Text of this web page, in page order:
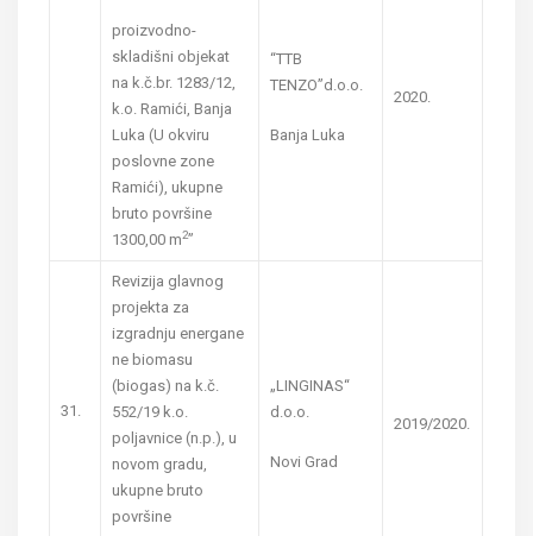
proizvodno-
skladišni objekat
na k.č.br. 1283/12,
k.o. Ramići, Banja
Luka (U okviru
poslovne zone
Ramići), ukupne
bruto površine
1300,00 m2”
“TTB
TENZO”d.o.o.
Banja Luka
2020.
31.
Revizija glavnog
projekta za
izgradnju energane
ne biomasu
(biogas) na k.č.
552/19 k.o.
poljavnice (n.p.), u
novom gradu,
ukupne bruto
površine
„LINGINAS“
d.o.o.
Novi Grad
2019/2020.